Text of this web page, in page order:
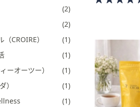
イ
て
閲
覧
で
き
ま
(2)
(2)
CROIRE）
(1)
(1)
ーオーツー）
(1)
）
(1)
(1)